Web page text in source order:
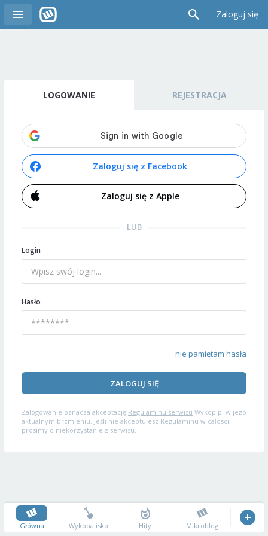
Zaloguj się
LOGOWANIE REJESTRACJA
Zaloguj się z Facebook
Zaloguj się z Apple
LUB
Login
Hasło
nie pamiętam hasła
ZALOGUJ SIĘ
Zalogowanie oznacza akceptację Regulaminu serwisu Wykop.pl w jego
aktualnym brzmieniu. Jeśli nie akceptujesz Regulaminu w całości,
prosimy o niekorzystanie z serwisu.
Główna Wykopalisko Hity Mikroblog